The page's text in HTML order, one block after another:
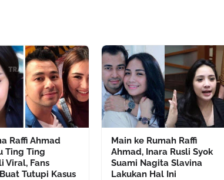
Raffi Ahmad
Ting Ting
Viral, Fans
Tutupi Kasus
Main ke Rumah Raffi
Ahmad, Inara Rusli Syok
Suami Nagita Slavina
Lakukan Hal Ini